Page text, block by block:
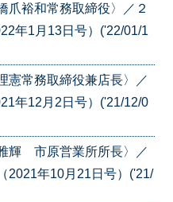
裕和常務取締役〉／２
年1月13日号）('22/01/1
常務取締役兼店長〉／
年12月2日号）('21/12/0
輝 市原営業所所長〉／
2021年10月21日号）('21/